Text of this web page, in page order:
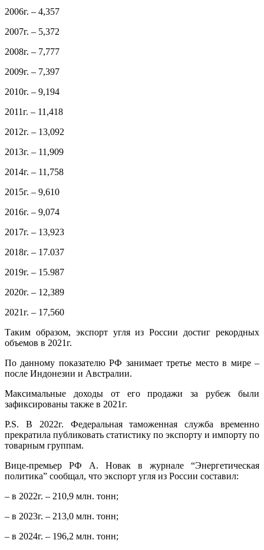
2006г. – 4,357
2007г. – 5,372
2008г. – 7,777
2009г. – 7,397
2010г. – 9,194
2011г. – 11,418
2012г. – 13,092
2013г. – 11,909
2014г. – 11,758
2015г. – 9,610
2016г. – 9,074
2017г. – 13,923
2018г. – 17.037
2019г. – 15.987
2020г. – 12,389
2021г. – 17,560
Таким образом, экспорт угля из России достиг рекордных
объемов в 2021г.
По данному показателю РФ занимает третье место в мире –
после Индонезии и Австралии.
Максимальные доходы от его продажи за рубеж были
зафиксированы также в 2021г.
P.S. В 2022г. Федеральная таможенная служба временно
прекратила публиковать статистику по экспорту и импорту по
товарным группам.
Вице-премьер РФ А. Новак в журнале “Энергетическая
политика” сообщал, что экспорт угля из России составил:
– в 2022г. – 210,9 млн. тонн;
– в 2023г. – 213,0 млн. тонн;
– в 2024г. – 196,2 млн. тонн;